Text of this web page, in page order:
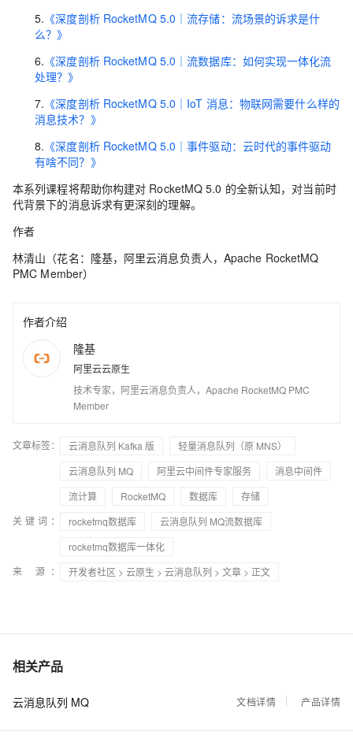
5. 《深度剖析 RocketMQ 5.0｜流存储：流场景的诉求是什
么？》
6. 《深度剖析 RocketMQ 5.0｜流数据库：如何实现一体化流
处理？》
7. 《深度剖析 RocketMQ 5.0｜IoT 消息：物联网需要什么样的
消息技术？》
8. 《深度剖析 RocketMQ 5.0｜事件驱动：云时代的事件驱动
有啥不同？》
本系列课程将帮助你构建对 RocketMQ 5.0 的全新认知，对当前时
代背景下的消息诉求有更深刻的理解。
作者
林清山（花名：隆基，阿里云消息负责人，Apache RocketMQ
PMC Member）
作者介绍
隆基
阿里云云原生
技术专家，阿里云消息负责人，Apache RocketMQ PMC
Member
文章标签： 云消息队列 Kafka 版
轻量消息队列（原 MNS）
云消息队列 MQ
阿里云中间件专家服务
消息中间件
流计算
RocketMQ 数据库
存储
关键词：
rocketmq数据库
云消息队列 MQ流数据库
rocketmq数据库一体化
来 源：
开发者社区 > 云原生 > 云消息队列 > 文章 > 正文
相关产品
云消息队列 MQ 文档详情 产品详情